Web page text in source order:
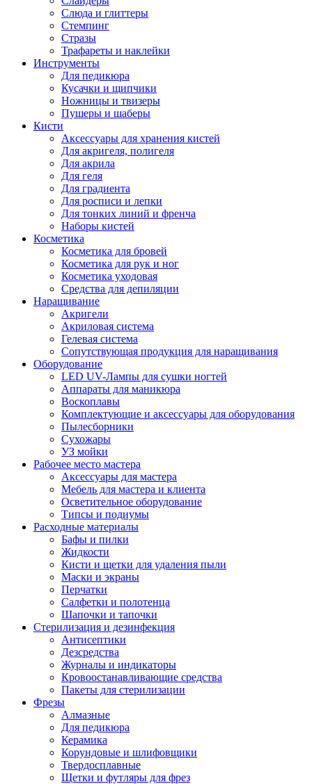
Слюда и глиттеры
Стемпинг
Стразы
Трафареты и наклейки
Инструменты
Для педикюра
Кусачки и щипчики
Ножницы и твизеры
Пушеры и шаберы
Кисти
Аксессуары для хранения кистей
Для акригеля, полигеля
Для акрила
Для геля
Для градиента
Для росписи и лепки
Для тонких линий и френча
Наборы кистей
Косметика
Косметика для бровей
Косметика для рук и ног
Косметика уходовая
Средства для депиляции
Наращивание
Акригели
Акриловая система
Гелевая система
Сопутствующая продукция для наращивания
Оборудование
LED UV-Лампы для сушки ногтей
Аппараты для маникюра
Воскоплавы
Комплектующие и аксессуары для оборудования
Пылесборники
Сухожары
УЗ мойки
Рабочее место мастера
Аксессуары для мастера
Мебель для мастера и клиента
Осветительное оборудование
Типсы и подиумы
Расходные материалы
Бафы и пилки
Жидкости
Кисти и щетки для удаления пыли
Маски и экраны
Перчатки
Салфетки и полотенца
Шапочки и тапочки
Стерилизация и дезинфекция
Антисептики
Дезсредства
Журналы и индикаторы
Кровоостанавливающие средства
Пакеты для стерилизации
Фрезы
Алмазные
Для педикюра
Керамика
Корундовые и шлифовщики
Твердосплавные
Щетки и футляры для фрез